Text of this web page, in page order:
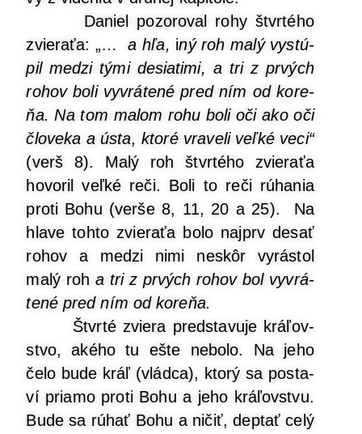
Daniel pozo­ro­val rohy štvr­té­ho
zvie­ra­ťa: „…a hľa, iný roh malý vystú­
pil medzi tými desia­ti­mi, a tri z prvých
rohov boli vyvrá­te­né pred ním od kore­
ňa. Na tom malom rohu boli oči ako oči
člo­ve­ka a ústa, kto­ré vra­ve­li veľ­ké veci“
(verš 8). Malý roh štvr­té­ho zvie­ra­ťa
hovo­ril veľ­ké reči. Boli to reči rúha­nia
pro­ti Bohu (ver­še 8, 11, 20 a 25). Na
hla­ve toh­to zvie­ra­ťa bolo najprv desať
rohov a medzi nimi neskôr vyrás­tol
malý roh a tri z prvých rohov bol vyvrá­
te­né pred ním od koreňa.
Štvr­té zvie­ra pred­sta­vu­je krá­ľov­
stvo, aké­ho tu ešte nebo­lo. Na jeho
čelo bude kráľ (vlád­ca), kto­rý sa posta­
ví pria­mo pro­ti Bohu a jeho krá­ľov­stvu.
Bude sa rúhať Bohu a ničiť, dep­tať celý